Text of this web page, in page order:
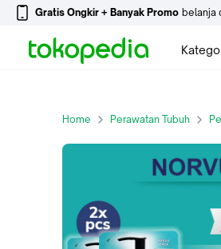
Gratis Ongkir + Banyak Promo belanja
Home Perawatan Tubuh